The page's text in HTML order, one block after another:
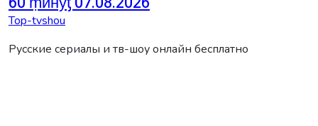
Top-tvshou
Русские сериалы и тв-шоу онлайн бесплатно